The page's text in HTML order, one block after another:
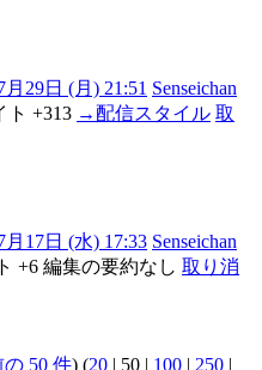
月29日 (月) 21:51 Senseichan
ト +313 → 配信スタイル 取
月17日 (水) 17:33 Senseichan
+6 編集の要約なし 取り消
の 50 件) (20 | 50 | 100 | 250 |